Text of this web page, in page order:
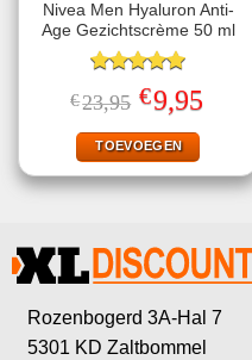
Nivea Men Hyaluron Anti-
Age Gezichtscrème 50 ml
Gewaardeerd
5.00uit 5
€23,95 Oorspronkelijke
prijs
was:
€23,95.
€9,95prijs
TOEVOEGEN
Rozenbogerd 3A-Hal 7
5301 KD Zaltbommel